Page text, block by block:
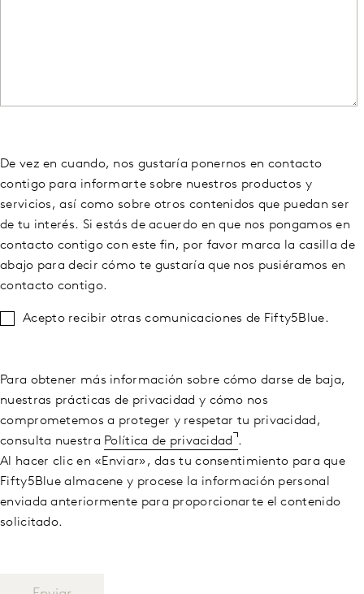
De vez en cuando, nos gustaría ponernos en contacto
contigo para informarte sobre nuestros productos y
servicios, así como sobre otros contenidos que puedan ser
de tu interés. Si estás de acuerdo en que nos pongamos en
contacto contigo con este fin, por favor marca la casilla de
abajo para decir cómo te gustaría que nos pusiéramos en
contacto contigo.
Acepto recibir otras comunicaciones de Fifty5Blue.
Para obtener más información sobre cómo darse de baja,
nuestras prácticas de privacidad y cómo nos
comprometemos a proteger y respetar tu privacidad,
consulta nuestra Política de privacidad .
Al hacer clic en «Enviar», das tu consentimiento para que
Fifty5Blue almacene y procese la información personal
enviada anteriormente para proporcionarte el contenido
solicitado.